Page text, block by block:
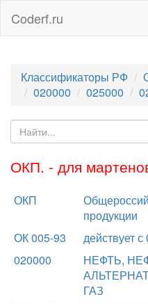
Coderf.ru
Классификаторы РФ
020000
025000
ОКП. - для
ОКП
продукции
ОК 005-93
действует
020000
НЕФТЬ,
ГАЗ